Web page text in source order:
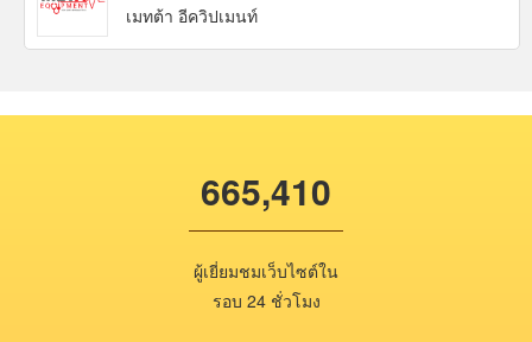
เมทต้า อีควิปเมนท์
665,410
ผู้เยี่ยมชมเว็บไซต์ใน
รอบ 24 ชั่วโมง